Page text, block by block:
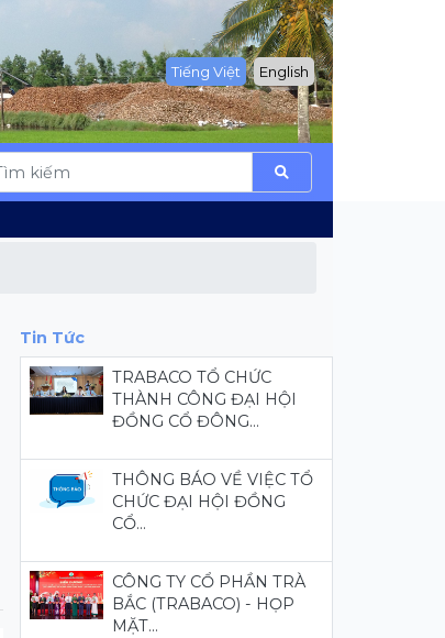
Tiếng Việt English
Tin Tức
TRABACO TỔ CHỨC
THÀNH CÔNG ĐẠI HỘI
ĐỒNG CỔ ĐÔNG...
THÔNG BÁO VỀ VIỆC TỔ
CHỨC ĐẠI HỘI ĐỒNG
CỔ...
CÔNG TY CỔ PHẦN TRÀ
BẮC (TRABACO) - HỌP
MẶT...